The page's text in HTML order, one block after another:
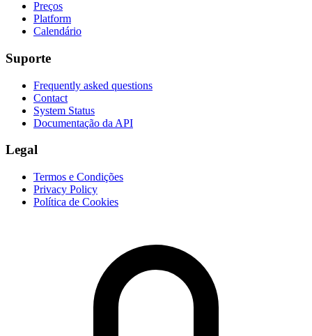
Preços
Platform
Calendário
Suporte
Frequently asked questions
Contact
System Status
Documentação da API
Legal
Termos e Condições
Privacy Policy
Política de Cookies